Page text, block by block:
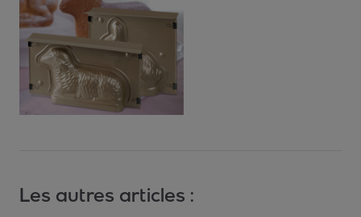
Les autres articles :